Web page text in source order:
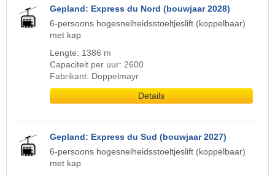
Gepland: Express du Nord (bouwjaar 2028)
6-persoons hogesnelheidsstoeltjeslift (koppelbaar)
met kap
Lengte: 1386 m
Capaciteit per uur: 2600
Fabrikant: Doppelmayr
Details
Gepland: Express du Sud (bouwjaar 2027)
6-persoons hogesnelheidsstoeltjeslift (koppelbaar)
met kap